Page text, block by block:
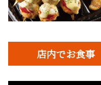
店内でお食